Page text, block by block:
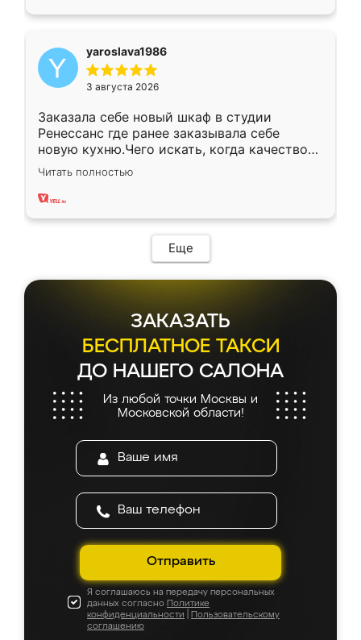
yaroslava1986
3 августа 2026
Заказала себе новый шкаф в студии
Ренессанс где ранее заказывала себе
новую кухню.Чего искать, когда качеством
вполне довольна. Служит кухня уже почти
два года, нареканий нет.
Читать полностью
Еще
ЗАКАЗАТЬ
БЕСПЛАТНОЕ ТАКСИ
ДО НАШЕГО САЛОНА
Из любой точки Москвы и
Московской области!
Отправить
Я соглашаюсь на передачу персональных
данных согласно Политике
конфиденциальности
Пользовательскому
соглашению